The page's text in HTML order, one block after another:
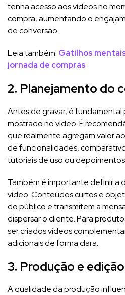
tenha acesso aos vídeos no
compra, aumentando o
de conversão.
Leia também: Gatilhos
jornada de compras
2. Planejamento do
Antes de gravar, é fundamental
mostrado no vídeo. É
que realmente agregam valor
de funcionalidades,
tutoriais de uso ou
Também é importante definir a
vídeo. Conteúdos curtos e
do público e transmitem a
dispersar o cliente. Para
ser criados vídeos
adicionais de forma clara.
3. Produção e edição
A qualidade da produção